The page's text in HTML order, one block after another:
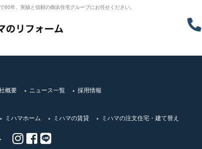
60年、実績と信頼の御浜住宅グループにお任せください。
概要 ニュース一覧 採用情報
ミハマホーム ミハマの賃貸 ミハマの注文住宅・建て替え